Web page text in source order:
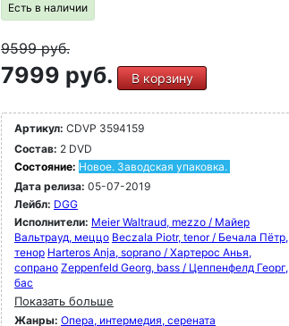
Есть в наличии
9599руб.
7999 руб. В корзину
Артикул: CDVP 3594159
Состав: 2 DVD
Состояние: Новое. Заводская упаковка.
Дата релиза: 05-07-2019
Лейбл: DGG
Исполнители: Meier Waltraud, mezzo / Майер
Вальтрауд, меццо Beczala Piotr, tenor / Бечала Пётр,
тенор Harteros Anja, soprano / Хартерос Анья,
сопрано Zeppenfeld Georg, bass / Цеппенфелд Георг,
бас
Показать больше
Жанры: Опера, интермедия, серената